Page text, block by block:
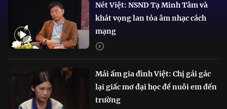
Nét Việt: NSND Tạ Minh Tâm và
khát vọng lan tỏa âm nhạc cách
mạng
Mái ấm gia đình Việt: Chị gái gác
lại giấc mơ đại học để nuôi em đến
trường